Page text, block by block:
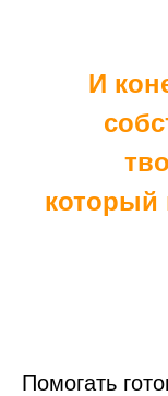
И
который
Помогать